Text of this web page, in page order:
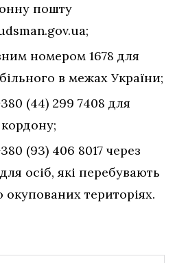
пошту
;
номером 1678 для
в межах України;
(44) 299 7408 для
кордону;
(93) 406 8017 через
осіб, які перебувають
окупованих територіях.